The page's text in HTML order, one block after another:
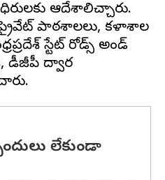
ఆదేశాలిచ్చారు.
పాఠశాలలు, కళాశాల
స్టేట్‌ రోడ్స్‌ అండ్‌
డీజీపీ ద్వారకా
లేకుండా